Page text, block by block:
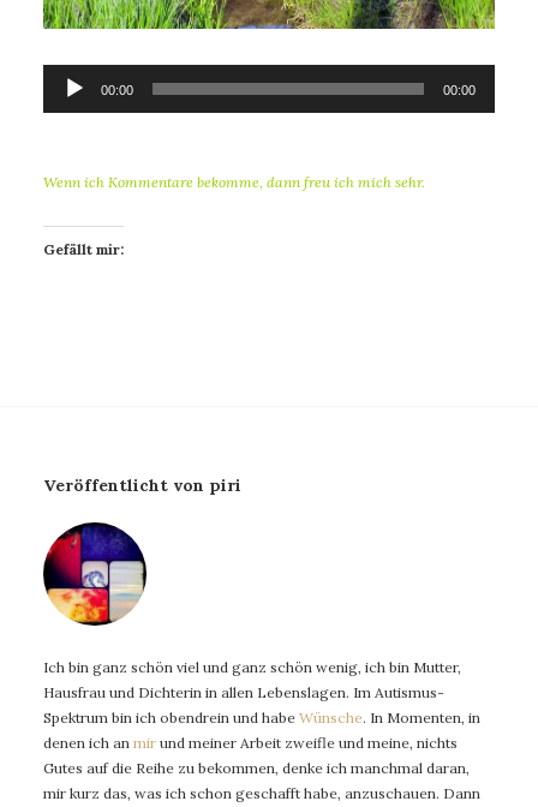
Audio-
00:00 00:00
Wenn ich Kommentare bekomme, dann freu ich mich sehr.
Gefällt mir:
Veröffentlicht von piri
Ich bin ganz schön viel und ganz schön wenig, ich bin Mutter,
Hausfrau und Dichterin in allen Lebenslagen. Im Autismus-
Spektrum bin ich obendrein und habe Wünsche. In Momenten, in
denen ich an mir und meiner Arbeit zweifle und meine, nichts
Gutes auf die Reihe zu bekommen, denke ich manchmal daran,
mir kurz das, was ich schon geschafft habe, anzuschauen. Dann